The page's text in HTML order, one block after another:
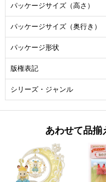
パッケージサイズ（高さ）
パッケージサイズ（奥行き）
パッケージ形状
版権表記
シリーズ・ジャンル
あわせて品揃